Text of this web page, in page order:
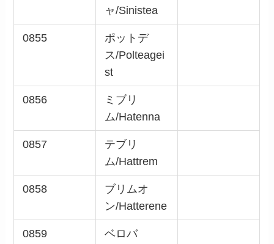
ャ/Sinistea
0855
ポットデ
ス/Polteagei
st
0856
ミブリ
ム/Hatenna
0857
テブリ
ム/Hattrem
0858
ブリムオ
ン/Hatterene
0859
ベロバ